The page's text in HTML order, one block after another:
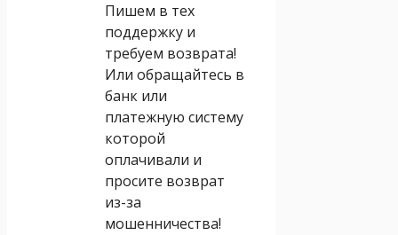
Пишем в тех
поддержку и
требуем возврата!
Или обращайтесь в
банк или
платежную систему
которой
оплачивали и
просите возврат
из-за
мошенничества!